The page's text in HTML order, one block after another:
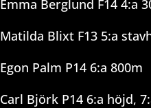
Emma Berglund F14 4:a
Matilda Blixt F13 5:a
Egon Palm P14 6:a 800m
Carl Björk P14 6:a höjd,